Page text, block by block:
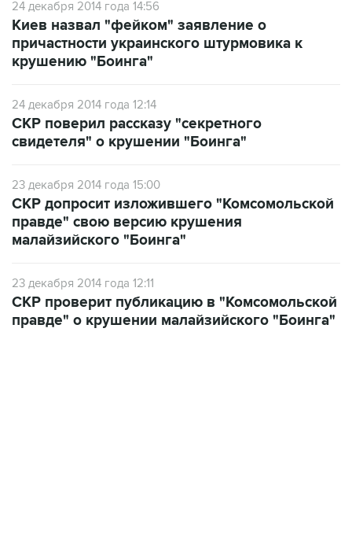
причастности украинского штурмовика к
крушению "Боинга"
24 декабря 2014 года 12:14
свидетеля" о крушении "Боинга"
23 декабря 2014 года 15:00
правде" свою версию крушения
малайзийского "Боинга"
правде" о крушении малайзийского "Боинга"